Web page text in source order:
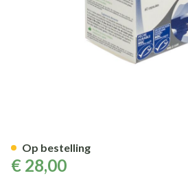
€ 28,00
Op bestelling